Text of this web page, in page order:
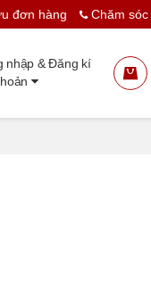
đơn hàng Chăm sóc
nhập & Đăng kí
Đặt hàng